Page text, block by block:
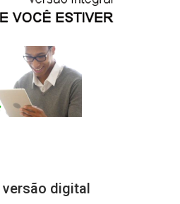
versão digital